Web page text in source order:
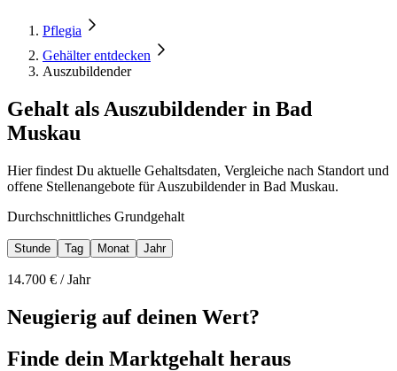
Pflegia
Gehälter entdecken
Auszubildender
Gehalt als Auszubildender in Bad
Muskau
Hier findest Du aktuelle Gehaltsdaten, Vergleiche nach Standort und
offene Stellenangebote für Auszubildender in Bad Muskau.
Durchschnittliches Grundgehalt
Stunde Tag Monat Jahr
14.700 € /Jahr
Neugierig auf deinen Wert?
Finde dein Marktgehalt heraus